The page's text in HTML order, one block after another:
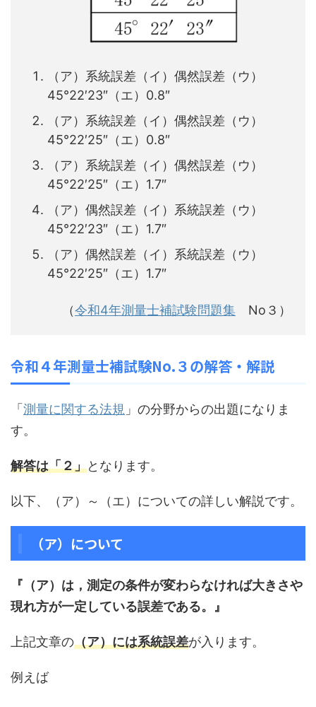
（ア）系統誤差（イ）偶然誤差（ウ）
45°22′23″（エ）0.8″
（ア）系統誤差（イ）偶然誤差（ウ）
45°22′25″（エ）0.8″
（ア）系統誤差（イ）偶然誤差（ウ）
45°22′25″（エ）1.7″
（ア）偶然誤差（イ）系統誤差（ウ）
45°22′23″（エ）1.7″
（ア）偶然誤差（イ）系統誤差（ウ）
45°22′25″（エ）1.7″
（令和4年測量士補試験問題集 No３）
令和４年測量士補試験No.３の解答・解説
「 測量に関する法規 」の分野からの出題になりま
す。
解答は「２」となります。
以下、（ア）～（エ）についての詳しい解説です。
（ア）について
『（ア）は，測定の条件が変わらなければ大きさや
現れ方が一定している誤差である。』
上記文章の（ア）には系統誤差が入ります。
例えば